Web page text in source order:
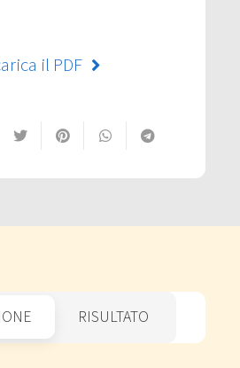
il PDF
RISULTATO